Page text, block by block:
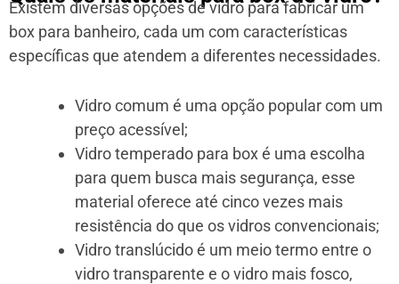
Existem diversas opções de vidro para fabricar um
box para banheiro, cada um com características
específicas que atendem a diferentes necessidades.
Vidro comum é uma opção popular com um
preço acessível;
Vidro temperado para box é uma escolha
para quem busca mais segurança, esse
material oferece até cinco vezes mais
resistência do que os vidros convencionais;
Vidro translúcido é um meio termo entre o
vidro transparente e o vidro mais fosco,